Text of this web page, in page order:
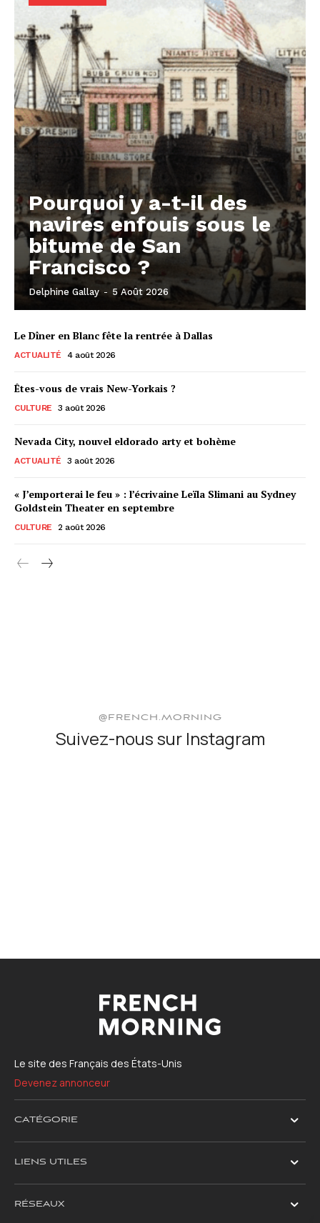
Pourquoi y a-t-il des
navires enfouis sous le
bitume de San
Francisco ?
Delphine Gallay - 5 Août 2026
Le Dîner en Blanc fête la rentrée à Dallas
ACTUALITÉ 4 août 2026
Êtes-vous de vrais New-Yorkais ?
CULTURE 3 août 2026
Nevada City, nouvel eldorado arty et bohème
ACTUALITÉ 3 août 2026
« J’emporterai le feu » : l’écrivaine Leïla Slimani au Sydney
Goldstein Theater en septembre
CULTURE 2 août 2026
@FRENCH.MORNING
Suivez-nous sur Instagram
Le site des Français des États-Unis
Devenez annonceur
CATÉGORIE
LIENS UTILES
RÉSEAUX